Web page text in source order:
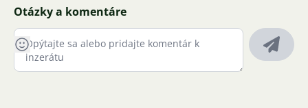
Otázky a komentáre